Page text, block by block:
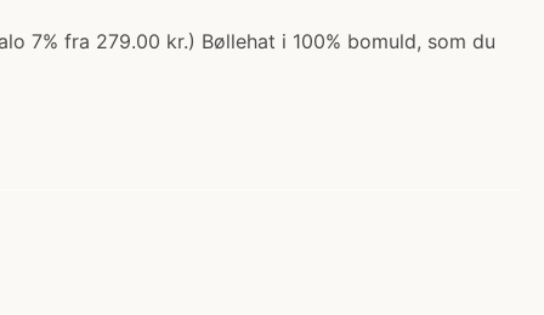
7% fra 279.00 kr.) Bøllehat i 100% bomuld, som du